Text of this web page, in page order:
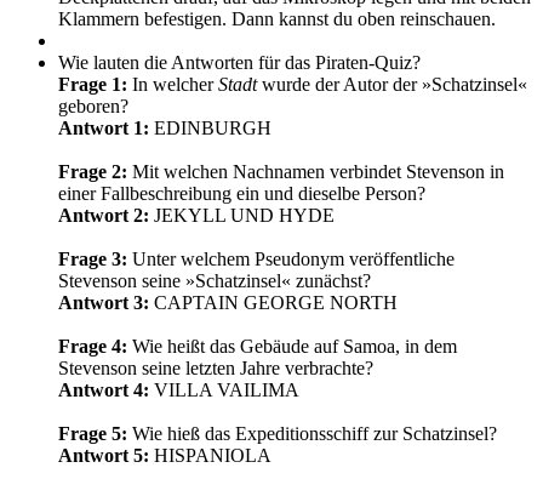
Klammern befestigen. Dann kannst du oben reinschauen.
Wie lauten die Antworten für das Piraten-Quiz?
Frage 1: In welcherStadtwurde der Autor der »Schatzinsel«
geboren?
Antwort 1: EDINBURGH
Frage 2: Mit welchen Nachnamen verbindet Stevenson in
einer Fallbeschreibung ein und dieselbe Person?
Antwort 2: JEKYLL UND HYDE
Frage 3: Unter welchem Pseudonym veröffentliche
Stevenson seine »Schatzinsel« zunächst?
Antwort 3: CAPTAIN GEORGE NORTH
Frage 4: Wie heißt das Gebäude auf Samoa, in dem
Stevenson seine letzten Jahre verbrachte?
Antwort 4: VILLA VAILIMA
Frage 5: Wie hieß das Expeditionsschiff zur Schatzinsel?
Antwort 5: HISPANIOLA